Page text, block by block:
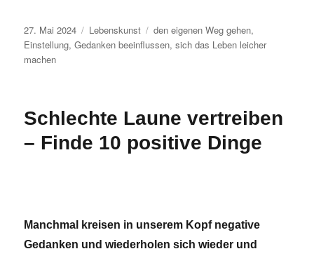
Veröffentlicht
am
27. Mai 2024 Kategorien
Lebenskunst Schlagwörter
den eigenen Weg gehen,
Einstellung,Gedanken beeinflussen,sich das Leben leicher
machen
Schlechte Laune vertreiben
– Finde 10 positive Dinge
Manchmal kreisen in unserem Kopf negative
Gedanken und wiederholen sich wieder und